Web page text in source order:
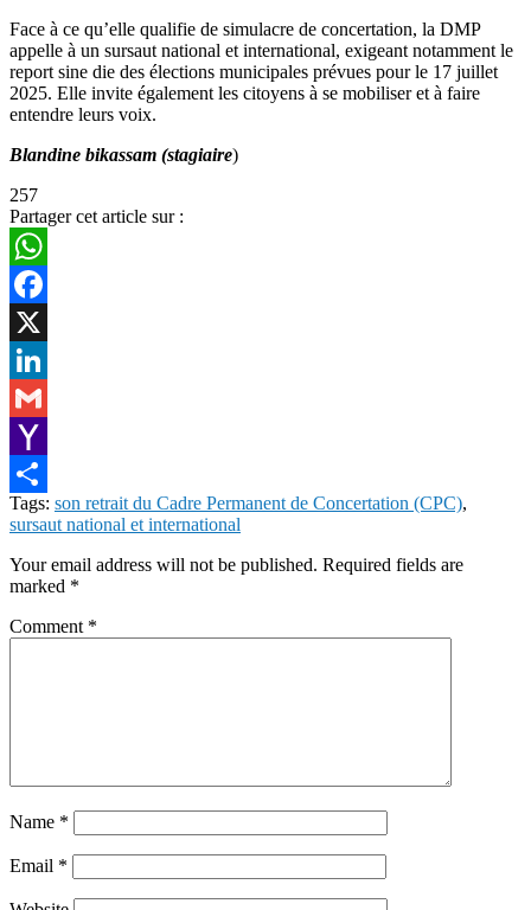
Face à ce qu’elle qualifie de simulacre de concertation, la DMP
appelle à un sursaut national et international, exigeant notamment le
report sine die des élections municipales prévues pour le 17 juillet
2025. Elle invite également les citoyens à se mobiliser et à faire
entendre leurs voix.
Blandine bikassam (stagiaire)
257
Partager cet article sur :
WhatsApp
Facebook
X
LinkedIn
Gmail
Yahoo
Mail
Share
Tags: son retrait du Cadre Permanent de Concertation (CPC),
sursaut national et international
Your email address will not be published. Required fields are
marked *
Comment *
Name *
Email *